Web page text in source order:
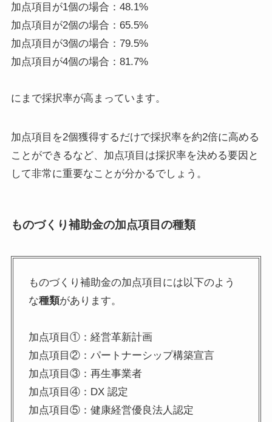
加点項目が1個の場合：48.1%
加点項目が2個の場合：65.5%
加点項目が3個の場合：79.5%
加点項目が4個の場合：81.7%
にまで採択率が高まっています。
加点項目を2個獲得するだけで採択率を約2倍に高める
ことができるなど、加点項目は採択率を決める要因と
して非常に重要なことが分かるでしょう。
ものづくり補助金の加点項目の種類
ものづくり補助金の加点項目には以下のよう
な種類があります。
加点項目①：経営革新計画
加点項目②：パートナーシップ構築宣言
加点項目③：再生事業者
加点項目④：DX 認定
加点項目⑤：健康経営優良法人認定